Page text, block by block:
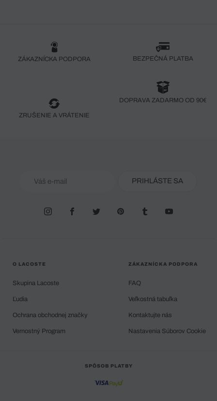
ZÁKAZNÍCKA PODPORA BEZPEČNÁ PLATBA
ZRUŠENIE A VRÁTENIE
DOPRAVA ZADARMO OD 90€
PRIHLÁSTE SA
O LACOSTE
Skupina Lacoste
Ľudia
Ochrana obchodnej značky
Vernostný Program
ZÁKAZNÍCKA PODPORA
FAQ
Veľkostná tabuľka
Kontaktujte nás
Nastavenia Súborov Cookie
SPÔSOB PLATBY